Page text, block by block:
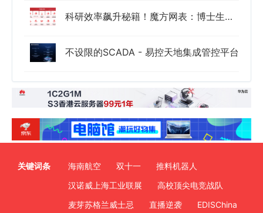
科研效率飙升秘籍！魔方网表：博士生都在用的国产免费数据管理“黑科技”！
不设限的SCADA - 易控天地集成管控平台
关键词条 海南航空 双十一
推料机器人
汉诺威上海工业联展
高校顶尖电竞战队
麦芽苏格兰威士忌
直播逆袭 EDISChina